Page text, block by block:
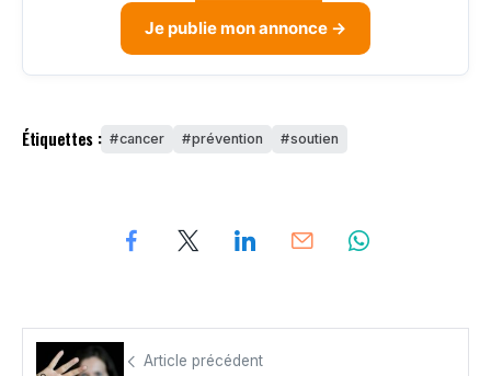
Je publie mon annonce →
Étiquettes : cancer prévention soutien
Article précédent